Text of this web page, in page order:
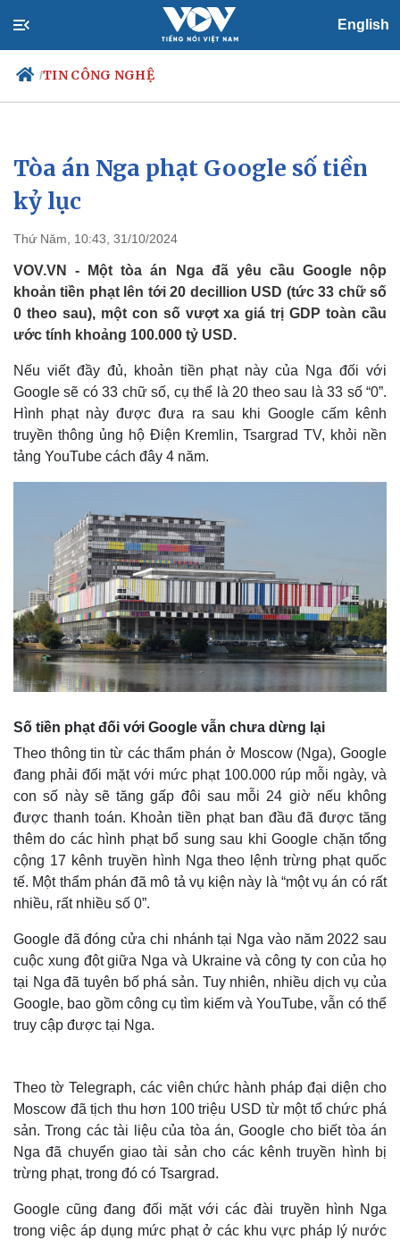
English
/TIN CÔNG NGHỆ
Chính trị
Đảng
Tổ chức nhân sự
Nhận diện sự thật
Xã hội
Việc làm
Biển đảo
Tòa án Nga phạt Google số tiền
kỷ lục
Thứ Năm, 10:43, 31/10/2024
VOV.VN - Một tòa án Nga đã yêu cầu Google nộp
khoản tiền phạt lên tới 20 decillion USD (tức 33 chữ số
0 theo sau), một con số vượt xa giá trị GDP toàn cầu
ước tính khoảng 100.000 tỷ USD.
Nếu viết đầy đủ, khoản tiền phạt này của Nga đối với
Google sẽ có 33 chữ số, cụ thể là 20 theo sau là 33 số “0”.
Hình phạt này được đưa ra sau khi Google cấm kênh
truyền thông ủng hộ Điện Kremlin, Tsargrad TV, khỏi nền
tảng YouTube cách đây 4 năm.
Số tiền phạt đối với Google vẫn chưa dừng lại
Theo thông tin từ các thẩm phán ở Moscow (Nga), Google
đang phải đối mặt với mức phạt 100.000 rúp mỗi ngày, và
con số này sẽ tăng gấp đôi sau mỗi 24 giờ nếu không
được thanh toán. Khoản tiền phạt ban đầu đã được tăng
thêm do các hình phạt bổ sung sau khi Google chặn tổng
cộng 17 kênh truyền hình Nga theo lệnh trừng phạt quốc
tế. Một thẩm phán đã mô tả vụ kiện này là “một vụ án có rất
nhiều, rất nhiều số 0”.
Google đã đóng cửa chi nhánh tại Nga vào năm 2022 sau
cuộc xung đột giữa Nga và Ukraine và công ty con của họ
tại Nga đã tuyên bố phá sản. Tuy nhiên, nhiều dịch vụ của
Google, bao gồm công cụ tìm kiếm và YouTube, vẫn có thể
truy cập được tại Nga.
Theo tờ Telegraph, các viên chức hành pháp đại diện cho
Moscow đã tịch thu hơn 100 triệu USD từ một tổ chức phá
sản. Trong các tài liệu của tòa án, Google cho biết tòa án
Nga đã chuyển giao tài sản cho các kênh truyền hình bị
trừng phạt, trong đó có Tsargrad.
Google cũng đang đối mặt với các đài truyền hình Nga
trong việc áp dụng mức phạt ở các khu vực pháp lý nước